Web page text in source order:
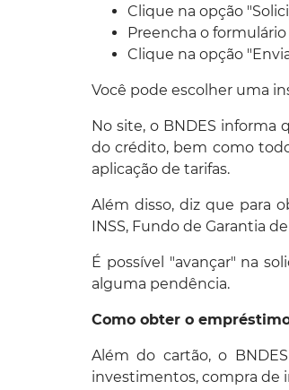
Clique na opção
Preencha o
Clique na opção
Você pode escolher uma
No site, o BNDES informa
do crédito, bem como
aplicação de tarifas.
Além disso, diz que para
INSS, Fundo de Garantia
É possível "avançar" na
alguma pendência.
Como obter o
Além do cartão, o
investimentos, compra de